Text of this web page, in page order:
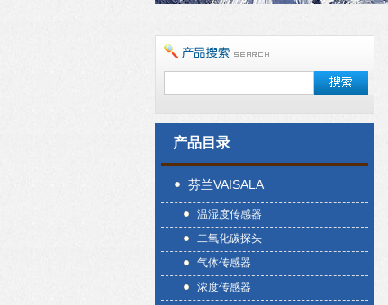
产品目录
芬兰VAISALA
温湿度传感器
二氧化碳探头
气体传感器
浓度传感器